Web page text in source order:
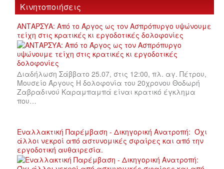
Κινητοποιήσεις
ΑΝΤΑΡΣΥΑ: Από το Άργος ως τον Ασπρόπυργο υψώνουμε
τείχη στις κρατικές κι εργοδοτικές δολοφονίες
Διαδήλωση Σάββατο 25.07, στις 12:00, πλ. αγ. Πέτρου,
Μουσείο Άργους Η δολοφονία του 20χρονου Θοδωρή
Ζαβραδινού Καραμπαμπά είναι κρατικό έγκλημα
που…
Εναλλακτική Παρέμβαση - Δικηγορική Ανατροπή: Όχι
άλλοι νεκροί από αστυνομικές σφαίρες και από την
εργοδοτική αυθαιρεσία.